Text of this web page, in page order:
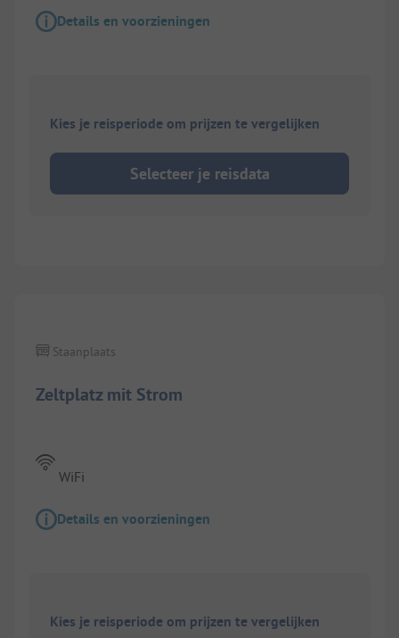
Details en voorzieningen
Kies je reisperiode om prijzen te vergelijken
Selecteer je reisdata
Zeltplatz mit Strom
Staanplaats
WiFi
Details en voorzieningen
Kies je reisperiode om prijzen te vergelijken